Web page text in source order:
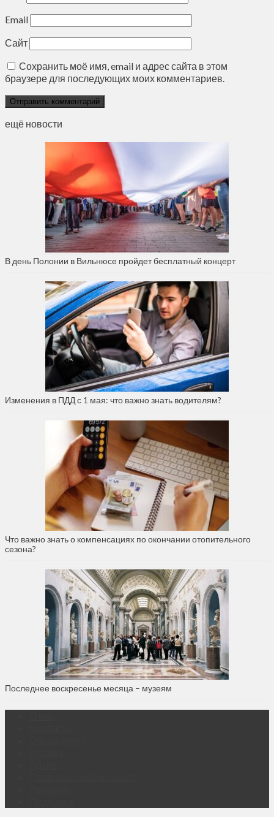
Email
Сайт
Сохранить моё имя, email и адрес сайта в этом
браузере для последующих моих комментариев.
ещё новости
В день Полонии в Вильнюсе пройдет бесплатный концерт
Изменения в ПДД с 1 мая: что важно знать водителям?
Что важно знать о компенсациях по окончании отопительного
сезона?
Последнее воскресенье месяца – музеям